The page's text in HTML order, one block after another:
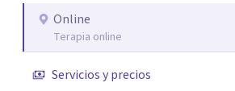
emocional. Desde que me gradué en Psicología en 2002,
siempre he estado en constante
Máster en Terapia Cognitivo-
Online
Terapia online
Servicios y precios